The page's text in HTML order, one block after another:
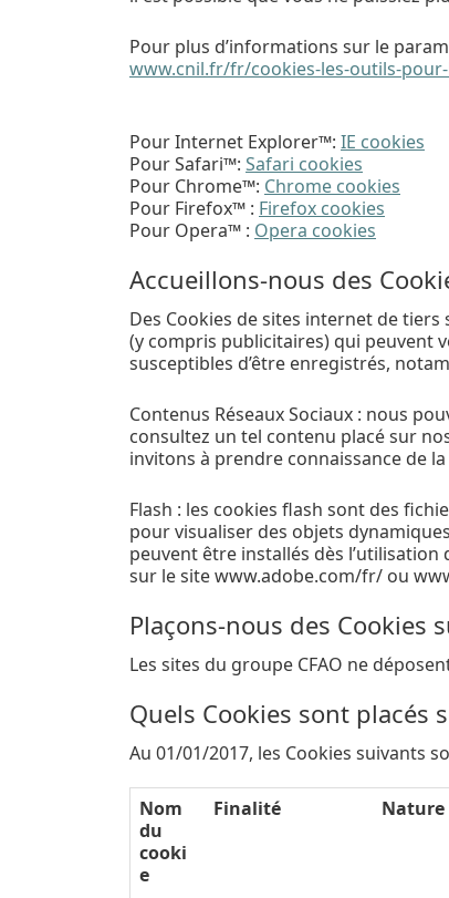
Pour plus d’informations sur le
www.cnil.fr/fr/cookies-les-outils-
Pour Internet Explorer™: IE cookies
Pour Safari™: Safari cookies
Pour Chrome™: Chrome cookies
Pour Firefox™ : Firefox cookies
Pour Opera™ : Opera cookies
Accueillons-nous des
Des Cookies de sites internet de
(y compris publicitaires) qui peuvent
susceptibles d’être enregistrés,
Contenus Réseaux Sociaux : nous
consultez un tel contenu placé sur
invitons à prendre connaissance de
Flash : les cookies flash sont des
pour visualiser des objets
peuvent être installés dès
sur le site www.adobe.com/fr/ ou
Plaçons-nous des Cookies
Les sites du groupe CFAO ne
Quels Cookies sont placés
Au 01/01/2017, les Cookies suivants
Nom
du
cooki
e
Finalité Nature